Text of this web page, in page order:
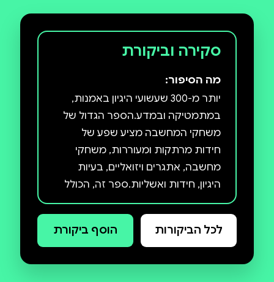
סקירה וביקורת
מה הסיפור:
יותר מ-300 שעשועי היגיון באמנות,
במתמטיקה ובמדע.הספר הגדול של
משחקי המחשבה מציע שפע של
חידות מרתקות ומעוררות, משחקי
מחשבה, אתגרים ויזואליים, בעיות
היגיון, חידות ואשליות.ספר זה, הכולל
חידות מקוריות, כמו גם גרסאות
נפלאות לחידות קלאסיות, נכתב על ידי
מי שהוגדר כ"מקור חי להשראה לבני
לכל הביקורות הוסף ביקורת